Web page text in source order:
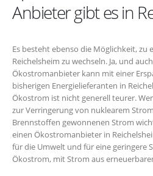
Anbieter gibt es in
Es besteht ebenso die Möglichkeit,
Reichelsheim zu wechseln. Ja, und
Ökostromanbieter kann mit einer
bisherigen Energielieferanten in
Ökostrom ist nicht generell teurer.
zur Verringerung von nuklearem
Brennstoffen gewonnenen Strom
einen Ökostromanbieter in
für die Umwelt und für eine geringere
Ökostrom, mit Strom aus